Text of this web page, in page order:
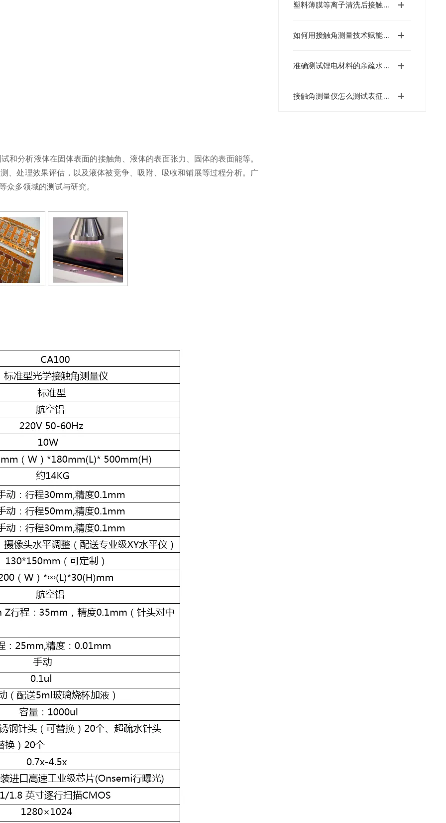
塑料薄膜等离子清洗后接触角分析的重要性
如何用接触角测量技术赋能厨具玻璃涂层升级?
准确测试锂电材料的亲疏水性对优化电池设计至关重要
接触角测量仪怎么测试表征固体材料的亲疏水性
和分析液体在固体表面的接触角、液体的表面张力、固体的表面能等。
、处理效果评估，以及液体被竞争、吸附、吸收和铺展等过程分析。广
众多领域的测试与研究。